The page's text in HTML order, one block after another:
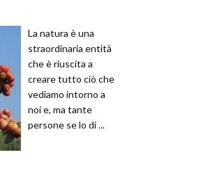
La natura è una
straordinaria entità
che è riuscita a
creare tutto ciò che
vediamo intorno a
noi e, ma tante
persone se lo di ...